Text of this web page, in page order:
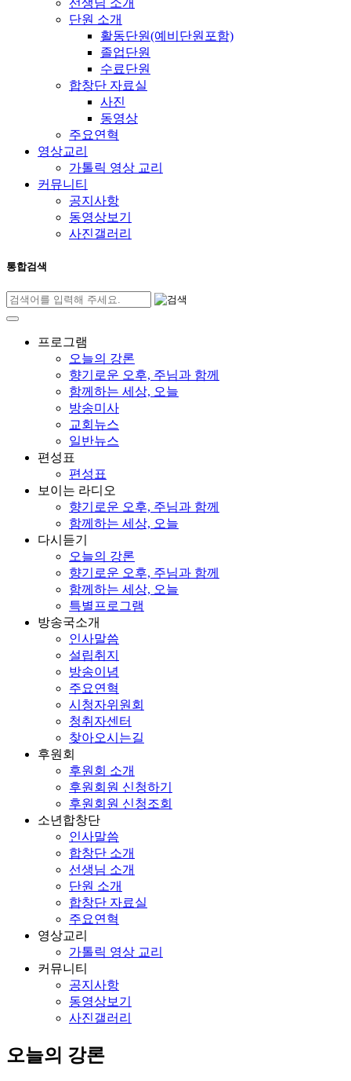
단원 소개
활동단원(예비단원포함)
졸업단원
수료단원
합창단 자료실
사진
동영상
주요연혁
영상교리
가톨릭 영상 교리
커뮤니티
공지사항
동영상보기
사진갤러리
통합검색
프로그램
오늘의 강론
향기로운 오후, 주님과 함께
함께하는 세상, 오늘
방송미사
교회뉴스
일반뉴스
편성표
편성표
보이는 라디오
향기로운 오후, 주님과 함께
함께하는 세상, 오늘
다시듣기
오늘의 강론
향기로운 오후, 주님과 함께
함께하는 세상, 오늘
특별프로그램
방송국소개
인사말씀
설립취지
방송이념
주요연혁
시청자위원회
청취자센터
찾아오시는길
후원회
후원회 소개
후원회원 신청하기
후원회원 신청조회
소년합창단
인사말씀
합창단 소개
선생님 소개
단원 소개
합창단 자료실
주요연혁
영상교리
가톨릭 영상 교리
커뮤니티
공지사항
동영상보기
사진갤러리
오늘의 강론